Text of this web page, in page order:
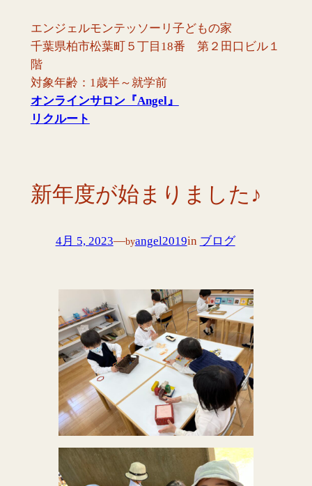
エンジェルモンテッソーリ子どもの家
千葉県柏市松葉町５丁目18番 第２田口ビル１
階
対象年齢：1歳半～就学前
オンラインサロン『Angel』
リクルート
新年度が始まりました♪
4月 5, 2023—byangel2019in ブログ